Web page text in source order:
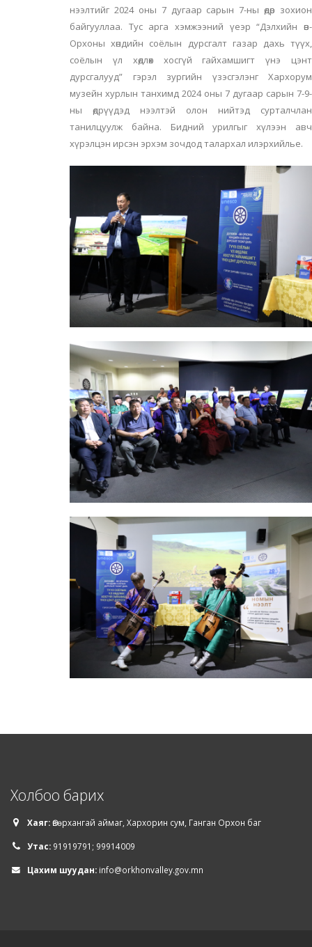
нээлтийг 2024 оны 7 дугаар сарын 7-ны өдөр зохион
байгууллаа. Тус арга хэмжээний үеэр “Дэлхийн өв-
Орхоны хөндийн соёлын дурсгалт газар дахь түүх,
соёлын үл хөдлөх хосгүй гайхамшигт үнэ цэнт
дурсгалууд” гэрэл зургийн үзэсгэлэнг Хархорум
музейн хурлын танхимд 2024 оны 7 дугаар сарын 7-9-
ны өдрүүдэд нээлтэй олон нийтэд сурталчлан
танилцуулж байна. Бидний урилгыг хүлээн авч
хүрэлцэн ирсэн эрхэм зочдод талархал илэрхийлье.
Холбоо барих
Хаяг:Өвөрхангай аймаг, Хархорин сум, Ганган Орхон баг
Утас: 91919791; 99914009
Цахим шуудан: info@orkhonvalley.gov.mn